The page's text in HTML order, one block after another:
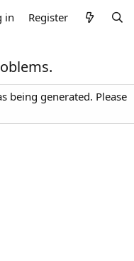
in Register
being generated. Please